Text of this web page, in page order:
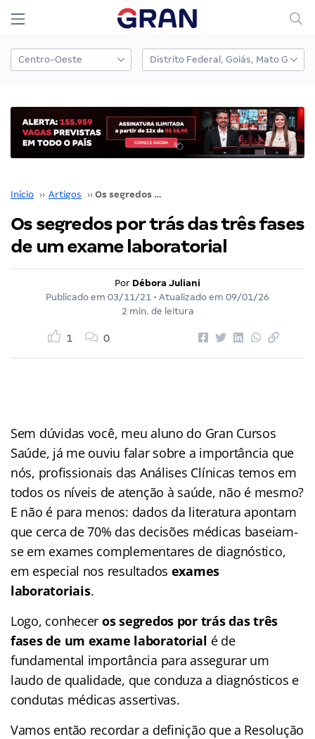
Início ›› Artigos ›› Os segredos por trás das três fases de um exame laboratorial
Os segredos por trás das três fases
de um exame laboratorial
Por Débora Juliani
Publicado em 03/11/21 • Atualizado em 09/01/26
2 min. de leitura
1 0
Sem dúvidas você, meu aluno do Gran Cursos
Saúde, já me ouviu falar sobre a importância que
nós, profissionais das Análises Clínicas temos em
todos os níveis de atenção à saúde, não é mesmo?
E não é para menos: dados da literatura apontam
que cerca de 70% das decisões médicas baseiam-
se em exames complementares de diagnóstico,
em especial nos resultados exames
laboratoriais.
Logo, conhecer os segredos por trás das três
fases de um exame laboratorial é de
fundamental importância para assegurar um
laudo de qualidade, que conduza a diagnósticos e
condutas médicas assertivas.
Vamos então recordar a definição que a Resolução